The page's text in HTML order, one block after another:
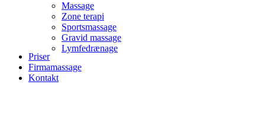
Massage
Zone terapi
Sportsmassage
Gravid massage
Lymfedrænage
Priser
Firmamassage
Kontakt